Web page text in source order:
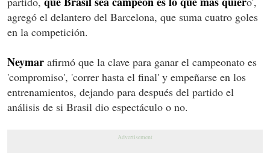
agregó el delantero del Barcelona, que suma cuatro goles
en la competición.
Neymar afirmó que la clave para ganar el campeonato es
'compromiso', 'correr hasta el final' y empeñarse en los
entrenamientos, dejando para después del partido el
análisis de si Brasil dio espectáculo o no.